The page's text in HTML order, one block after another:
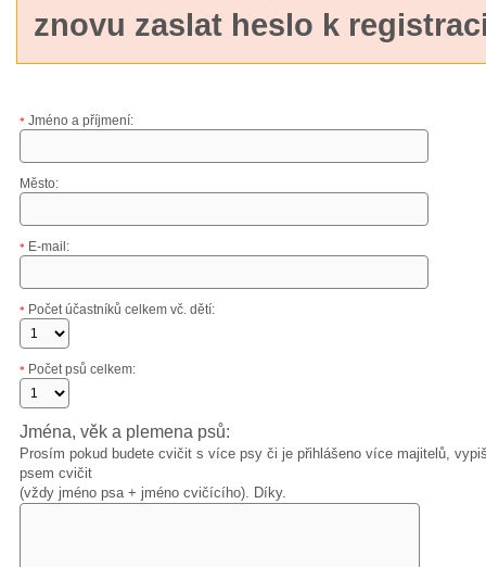
znovu zaslat heslo k
* Jméno a příjmení:
Město:
* E-mail:
* Počet účastníků celkem vč. dětí:
* Počet psů celkem:
Jména, věk a plemena psů:
Prosím pokud budete cvičit s více psy či je přihlášeno více majitelů,
psem cvičit
(vždy jméno psa + jméno cvičícího). Díky.